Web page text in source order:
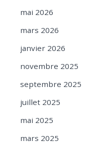
mai 2026
mars 2026
janvier 2026
novembre 2025
septembre 2025
juillet 2025
mai 2025
mars 2025